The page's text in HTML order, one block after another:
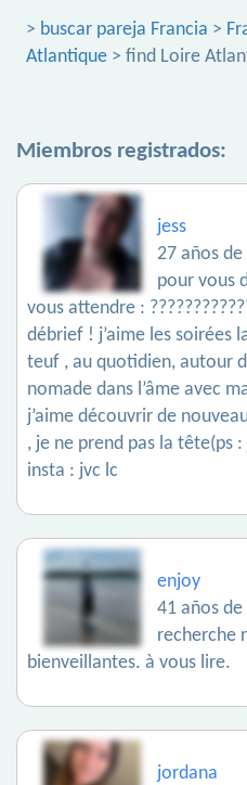
> buscar pareja Francia >
Atlantique > find Loire
Miembros registrados:
jess
27 años
pour vous
vous attendre :
débrief ! j’aime les soirées
teuf , au quotidien, autour
nomade dans l’âme avec
j’aime découvrir de
, je ne prend pas la tête(ps :
insta : jvc lc
enjoy
41 años
recherche
bienveillantes. à vous lire.
jordana